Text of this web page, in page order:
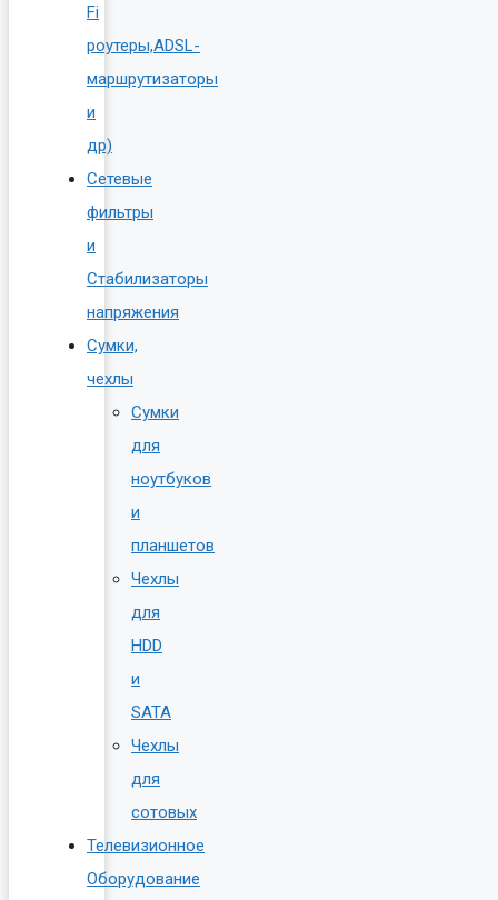
Fi
роутеры,ADSL-
маршрутизаторы
и
др)
Сетевые
фильтры
и
Стабилизаторы
напряжения
Сумки,
чехлы
Сумки
для
ноутбуков
и
планшетов
Чехлы
для
HDD
и
SATA
Чехлы
для
сотовых
Телевизионное
Оборудование